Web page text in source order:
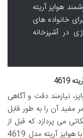
هواپز آریته
برای خانواده های
در آشپزخانه
نیازمند دقت و آگاهی
آن را به طور قابل
می پردازد که قبل از
خرید و پس از آن، برای بهترین تجربه کاربری با هواپز آریته مدل 4619